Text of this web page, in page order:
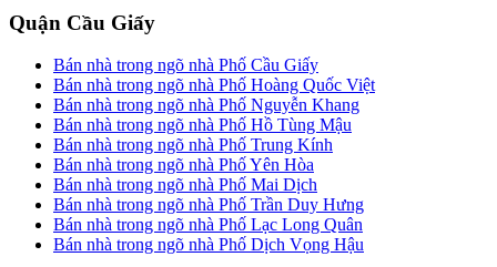
Quận Cầu Giấy
Bán nhà trong ngõ nhà Phố Cầu Giấy
Bán nhà trong ngõ nhà Phố Hoàng Quốc Việt
Bán nhà trong ngõ nhà Phố Nguyễn Khang
Bán nhà trong ngõ nhà Phố Hồ Tùng Mậu
Bán nhà trong ngõ nhà Phố Trung Kính
Bán nhà trong ngõ nhà Phố Yên Hòa
Bán nhà trong ngõ nhà Phố Mai Dịch
Bán nhà trong ngõ nhà Phố Trần Duy Hưng
Bán nhà trong ngõ nhà Phố Lạc Long Quân
Bán nhà trong ngõ nhà Phố Dịch Vọng Hậu